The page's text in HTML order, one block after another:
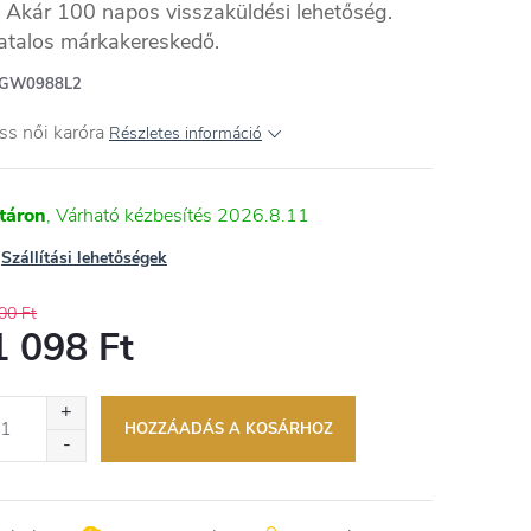
Akár 100 napos visszaküldési lehetőség.
márkakereskedő.
női karóra Részletes információ
2026.8.11
Szállítási lehetőségek
Ft
098 Ft
HOZZÁADÁS A KOSÁRHOZ